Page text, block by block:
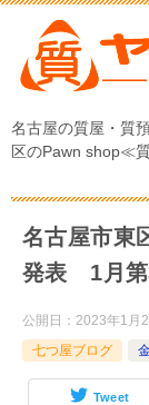
名古屋の質屋・質
区のPawn shop≪
名古屋市東
発表 1月第
公開日： 2023年1月
七つ屋ブログ
Tweet